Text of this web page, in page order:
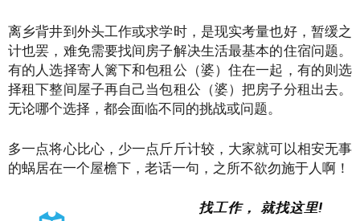
离乡背井到外头工作或求学时，是现实考量也好，暂缓之
计也罢，难免需要找间房子解决生活最基本的住宿问题。
有的人选择寄人篱下和包租公（婆）住在一起，有的则选
择租下整间屋子再自己当包租公（婆）把房子分租出去。
无论哪个选择，都会面临不同的挑战或问题。
多一点将心比心，少一点斤斤计较，大家就可以相安无事
的蜗居在一个屋檐下，老话一句，之所不欲勿施于人啊！
找工作， 就找这里!